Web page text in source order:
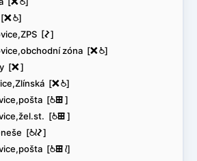
ë@]
[ó]
zóna [ë@]
[ë]
[ë@]
[@æ]
[@æ]
[@<ó]
[@æ<]